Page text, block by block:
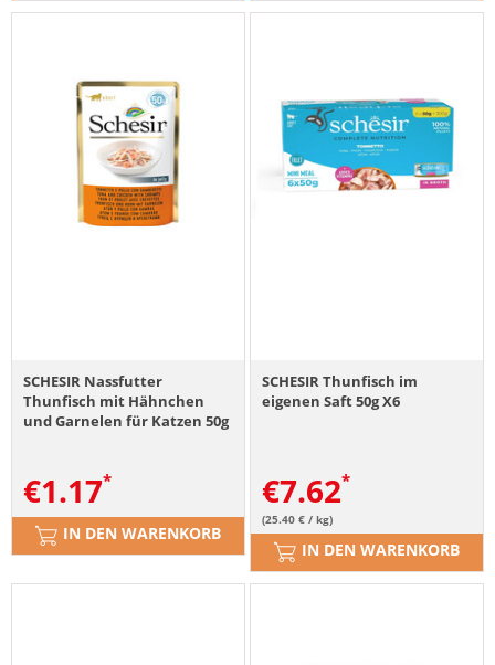
SCHESIR Nassfutter
Thunfisch mit Hähnchen
und Garnelen für Katzen 50g
€1.17
IN DEN WARENKORB
SCHESIR Thunfisch im
eigenen Saft 50g X6
€7.62
(25.40 € / kg)
IN DEN WARENKORB